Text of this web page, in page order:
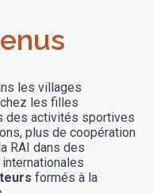
les villages
les filles
des activités sportives
plus de coopération
RAI dans des
formés à la